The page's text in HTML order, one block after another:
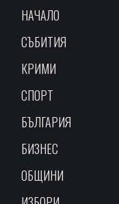
НАЧАЛО
СЪБИТИЯ
КРИМИ
СПОРТ
БЪЛГАРИЯ
БИЗНЕС
ОБЩИНИ